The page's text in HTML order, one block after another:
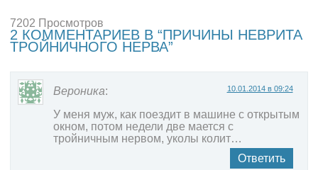
7202 Просмотров
2 КОММЕНТАРИЕВ В “ПРИЧИНЫ НЕВРИТА
ТРОЙНИЧНОГО НЕРВА”
Вероника: 10.01.2014 в 09:24
У меня муж, как поездит в машине с открытым
окном, потом недели две мается с
тройничным нервом, уколы колит…
Ответить